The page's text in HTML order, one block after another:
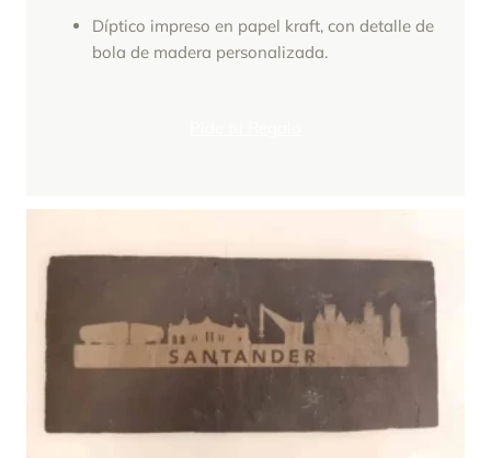
Díptico impreso en papel kraft, con detalle de
bola de madera personalizada.